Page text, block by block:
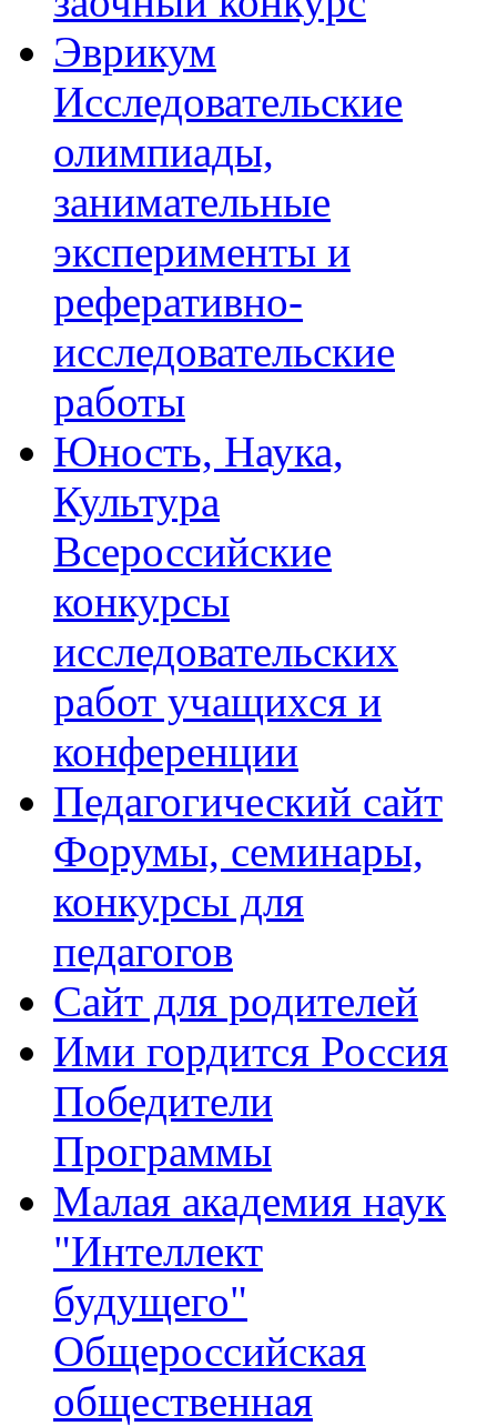
Эврикум
Исследовательские
олимпиады,
занимательные
эксперименты и
реферативно-
исследовательские
работы
Юность, Наука,
Культура
Всероссийские
конкурсы
исследовательских
работ учащихся и
конференции
Педагогический сайт
Форумы, семинары,
конкурсы для
педагогов
Сайт для родителей
Ими гордится Россия
Победители
Программы
Малая академия наук
"Интеллект
будущего"
Общероссийская
общественная